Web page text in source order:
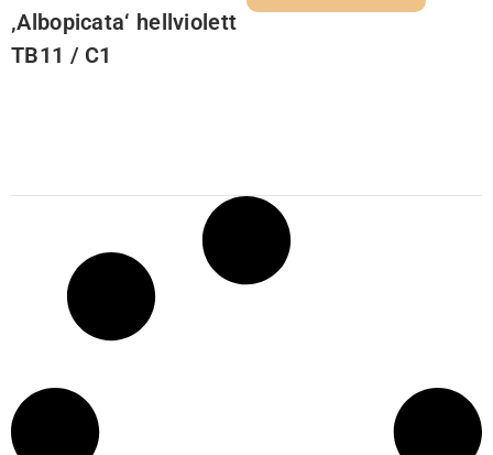
‚Albopicata‘ hellviolett
TB11 / C1